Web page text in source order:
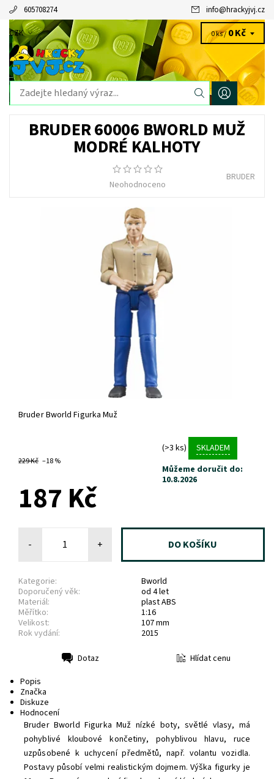
605708274 info@hrackyjvj.cz
CZK 0 ks /0 Kč
BRUDER 60006 BWORLD MUŽ
MODRÉ KALHOTY
Neohodnoceno
BRUDER
Bruder Bworld Figurka Muž
229 Kč –18 %
(>3 ks)
SKLADEM
Můžeme doručit do:
10.8.2026
187 Kč
- +
Kategorie:
Bworld
Doporučený věk:
od 4 let
Materiál:
plast ABS
Měřítko:
1:16
Velikost:
107 mm
Rok vydání:
2015
Dotaz
Hlídat cenu
Popis
Značka
Diskuze
Hodnocení
Bruder Bworld Figurka Muž nízké boty, světlé vlasy, má
pohyblivé kloubové končetiny, pohyblivou hlavu, ruce
uzpůsobené k uchycení předmětů, např. volantu vozidla.
Postavy působí velmi realistickým dojmem. Výška figurky je